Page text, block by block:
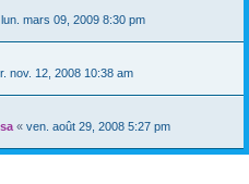
lun. mars 09, 2009 8:30 pm
nov. 12, 2008 10:38 am
« ven. août 29, 2008 5:27 pm